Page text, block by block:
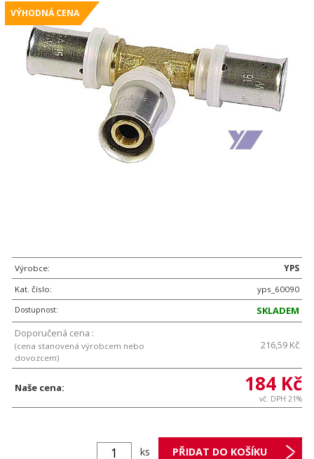
VÝHODNÁ CENA
Výrobce:
YPS
Kat. číslo:
yps_60090
Dostupnost:
SKLADEM
Doporučená cena :
(cena stanovená výrobcem nebo
dovozcem)
216,59 Kč
Naše cena: 184 Kč
vč. DPH 21%
ks